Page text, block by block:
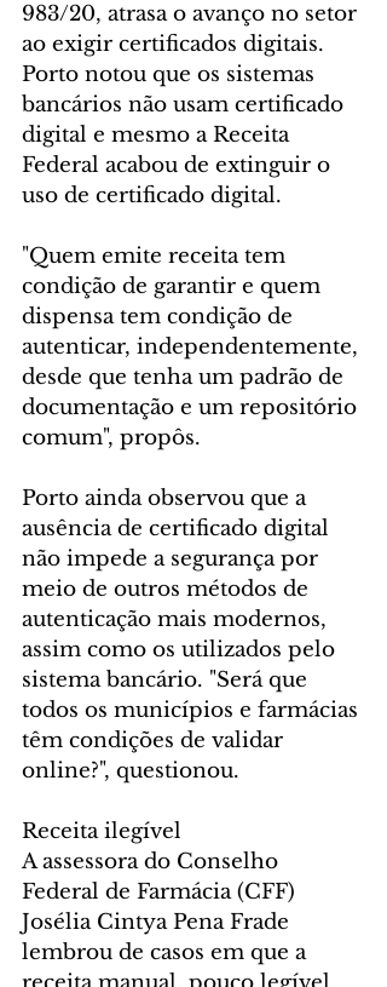
983/20, atrasa o avanço no setor
ao exigir certificados digitais.
Porto notou que os sistemas
bancários não usam certificado
digital e mesmo a Receita
Federal acabou de extinguir o
uso de certificado digital.
"Quem emite receita tem
condição de garantir e quem
dispensa tem condição de
autenticar, independentemente,
desde que tenha um padrão de
documentação e um repositório
comum", propôs.
Porto ainda observou que a
ausência de certificado digital
não impede a segurança por
meio de outros métodos de
autenticação mais modernos,
assim como os utilizados pelo
sistema bancário. "Será que
todos os municípios e farmácias
têm condições de validar
online?", questionou.
Receita ilegível
A assessora do Conselho
Federal de Farmácia (CFF)
Josélia Cintya Pena Frade
lembrou de casos em que a